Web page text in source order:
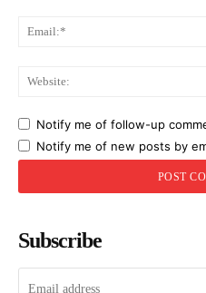
Notify me of follow-up
Notify me of new posts by
Subscribe